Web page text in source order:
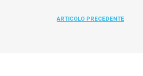
ARTICOLO PRECEDENTE